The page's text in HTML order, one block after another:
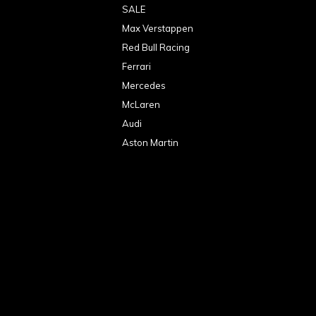
SALE
Max Verstappen
Red Bull Racing
Ferrari
Mercedes
McLaren
Audi
Aston Martin